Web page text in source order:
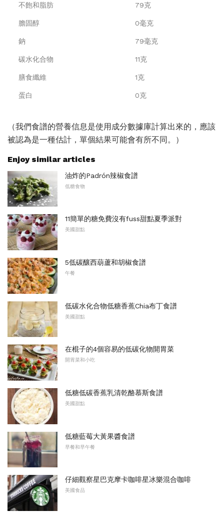
不飽和脂肪 79克
膽固醇 0毫克
鈉 79毫克
碳水化合物 11克
膳食纖維 1克
蛋白 0克
（我們食譜的營養信息是使用成分數據庫計算出來的，應該
被認為是一種估計，單個結果可能會有所不同。）
Enjoy similar articles
油炸的Padrón辣椒食譜
低糖食物
11簡單的糖免費沒有fuss甜點夏季派對
美國甜點
5低碳釀西葫蘆和胡椒食譜
午餐
低碳水化合物低糖香蕉Chia布丁食譜
美國甜點
在棍子的4個容易的低碳化物開胃菜
開胃菜和小吃
低糖低碳香蕉乳清乾酪慕斯食譜
美國甜點
低糖藍莓大黃果醬食譜
早餐和早午餐
仔細觀察星巴克摩卡咖啡星冰樂混合咖啡
美國食品